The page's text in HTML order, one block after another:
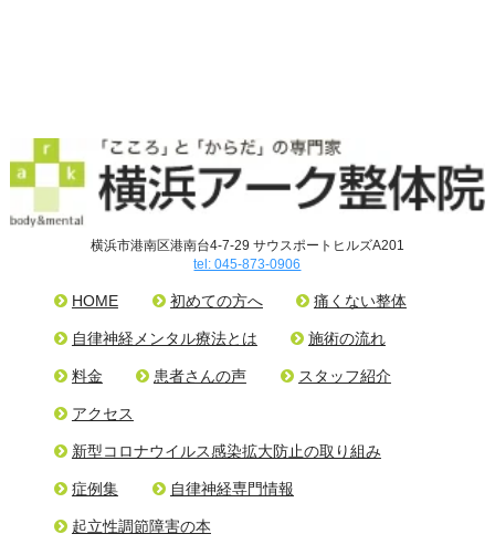
横浜市港南区港南台4-7-29 サウスポートヒルズA201
tel: 045-873-0906
HOME 初めての方へ 痛くない整体
自律神経メンタル療法とは 施術の流れ
料金 患者さんの声 スタッフ紹介
アクセス
新型コロナウイルス感染拡大防止の取り組み
症例集 自律神経専門情報
起立性調節障害の本